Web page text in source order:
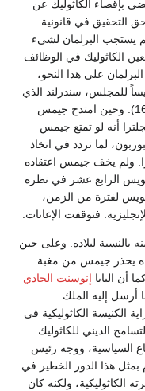
بإقصاء الكاثوليك عن
التحقيق في قانونية
يستجب البرلمان لشيء
وأخذ يعين الكاثوليك في الوظائف
على هذا النحو،
للمجلس، سندرلند الذي
أعلن تحوله إلى الكاثوليكية على الفور (1687). وحين امتدح جيمس
أنه لو تمتع جيمس
لما تردد في اتخاذ
ولم يخف جيمس اعتقاده
الرابع عشر في نظره
لفترة من الزمن،
فتوقفت الإعانات.
بالنسبة لبلاده. وعلى حين
يحذر جيمس من مغبة
أن البابا إنوسنت الحادي
أرسل إليه الملك
الكنيسة الكاثوليكية في
الديني للكاثوليك
السياسية، ووجه رئيس
بمثل هذا الدور الخطير في
الكاثوليكية، ولكنه كان